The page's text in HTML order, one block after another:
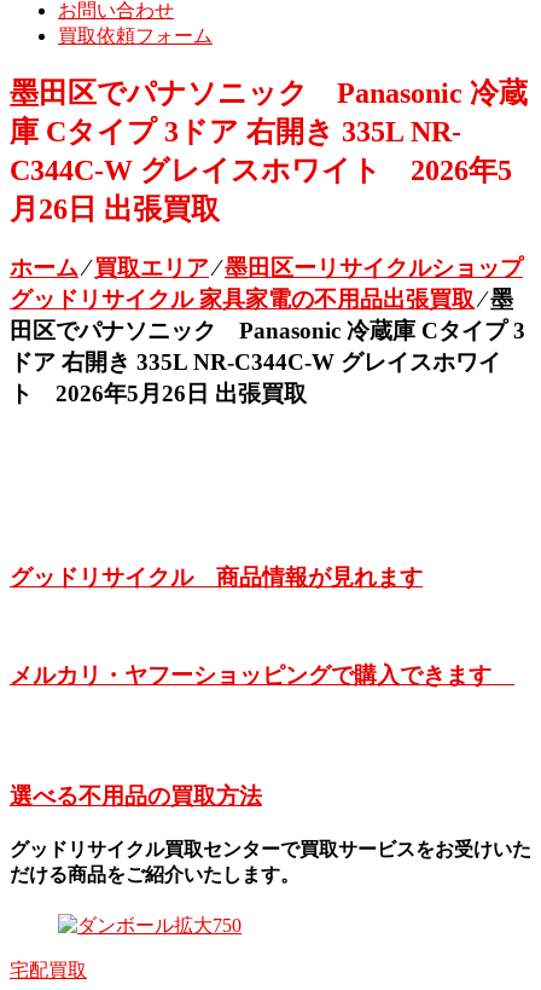
お問い合わせ
買取依頼フォーム
墨田区でパナソニック Panasonic 冷蔵
庫 Cタイプ 3ドア 右開き 335L NR-
C344C-W グレイスホワイト 2026年5
月26日 出張買取
ホーム⁄買取エリア⁄墨田区ーリサイクルショップ
グッドリサイクル 家具家電の不用品出張買取⁄墨
田区でパナソニック Panasonic 冷蔵庫 Cタイプ 3
ドア 右開き 335L NR-C344C-W グレイスホワイ
ト 2026年5月26日 出張買取
グッドリサイクル 商品情報が見れます
メルカリ・ヤフーショッピングで購入できます
選べる不用品の買取方法
グッドリサイクル買取センターで買取サービスをお受けいた
だける商品をご紹介いたします。
宅配買取